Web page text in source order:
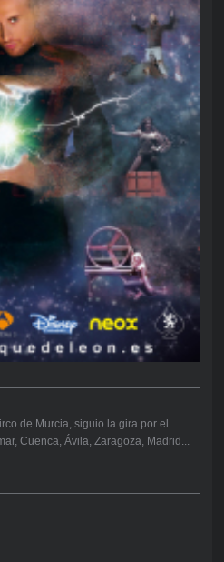
de Murcia, siguio la gira por el
Cuenca, Ávila, Zaragoza, Madrid...